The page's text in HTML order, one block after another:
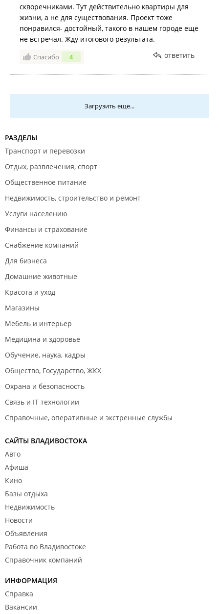
Архитектура и этажность.
Восемь монолитных корпусов на 9 и 14 этажей,
по 8 квартир на этаже, два лифта — это не
«общага», а класс комфорт-плюс. Площади — от
42 до 82 м². Планировки гибкие: можно выделить
кухню-гостиную, мастер-спальню, зону хранения.
375 открытых машиномест с видеонаблюдением
и шлагбаумом. Отказ от подземного паркинга —
формат удобен: не требует сложных спусков,
стоимость жилья. Многие выбирают центр
именно за возможность жить без автомобиля —
но и тем, кто за рулём, здесь будет комфортно.
мест, чтобы не тратить время на поиски.
Сейчас работает временный стройподъезд.
Финальные проезды будут расширены,
чтобы обеспечить комфортный трафик и
безопасность.
Главное отличие.
«Кленовый парк» — не точечная застройка, а
инфраструктурой: двор без машин,
коммерческие помещения на первых этажах,
благоустроенные входные группы без лестниц,
комфортную городскую среду.
встречу. Покажем проект, план благоустройства,
расскажем о решениях, которые, возможно, не
настоящего дома. Уверены: «Кленовый парк» вас
скворечниками. Тут действительно квартиры для
жизни, а не для существования. Проект тоже
понравился- достойный, такого в нашем городе еще
не встречал. Жду итогового результата.
Спасибо 4 ответить
Загрузить еще...
РАЗДЕЛЫ
Транспорт и перевозки
Отдых, развлечения, спорт
Общественное питание
Недвижимость, строительство и ремонт
Услуги населению
Финансы и страхование
Снабжение компаний
Для бизнеса
Домашние животные
Красота и уход
Магазины
Мебель и интерьер
Медицина и здоровье
Обучение, наука, кадры
Общество, Государство, ЖКХ
Охрана и безопасность
Связь и IT технологии
Справочные, оперативные и экстренные службы
САЙТЫ ВЛАДИВОСТОКА
Авто
Афиша
Кино
Базы отдыха
Недвижимость
Новости
Объявления
Работа во Владивостоке
Справочник компаний
ИНФОРМАЦИЯ
Справка
Вакансии